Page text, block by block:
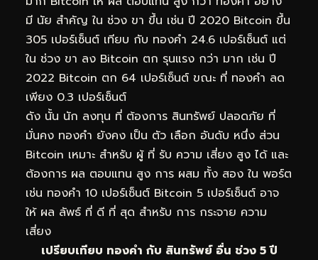
มี นัย สำคัญ ใน ช่วง ขา ขึ้น เช่น ปี 2020 Bitcoin ขึ้น
305 เปอร์เซ็นต์ เทียบ กับ ทองคำ 24.6 เปอร์เซ็นต์ แต่
ใน ช่วง ขา ลง Bitcoin ตก รุนแรง กว่า มาก เช่น ปี
2022 Bitcoin ตก 64 เปอร์เซ็นต์ ขณะ ที่ ทองคำ ลด
เพียง 0.3 เปอร์เซ็นต์
ดัง นั้น นัก ลงทุน ที่ ต้องการ สินทรัพย์ ปลอดภัย ที่
มั่นคง ทองคำ ยังคง เป็น ตัว เลือก อันดับ หนึ่ง ส่วน
Bitcoin เหมาะ สำหรับ ผู้ ที่ รับ ความ เสี่ยง สูง ได้ และ
ต้องการ ผล ตอบแทน สูง การ ผสม ทั้ง สอง ใน พอร์ต
เช่น ทองคำ 10 เปอร์เซ็นต์ Bitcoin 5 เปอร์เซ็นต์ อาจ
ให้ ผล ลัพธ์ ที่ ดี ที่ สุด สำหรับ การ กระจาย ความ
เสี่ยง
เปรียบเทียบ ทองคำ กับ สินทรัพย์ อื่น ช่วง 5 ปี